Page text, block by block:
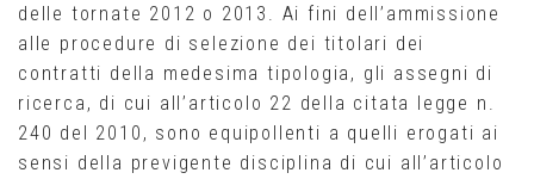
delle tornate 2012 o 2013. Ai fini dell’ammissione
alle procedure di selezione dei titolari dei
contratti della medesima tipologia, gli assegni di
ricerca, di cui all’articolo 22 della citata legge n.
240 del 2010, sono equipollenti a quelli erogati ai
sensi della previgente disciplina di cui all’articolo